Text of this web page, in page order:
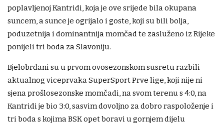
poplavljenoj Kantridi, koja je ove srijede bila okupana
suncem, a sunce je ogrijalo i goste, koji su bili bolja,
poduzetnija i dominantnija momčad te zasluženo iz Rijeke
ponijeli tri boda za Slavoniju.
Bjelobrđani su u prvom ovosezonskom susretu razbili
aktualnog viceprvaka SuperSport Prve lige, koji nije ni
sjena prošlosezonske momčadi, na svom terenu s 4:0, na
Kantridi je bio 3:0, sasvim dovoljno za dobro raspoloženje i
tri boda s kojima BSK opet boravi u gornjem dijelu